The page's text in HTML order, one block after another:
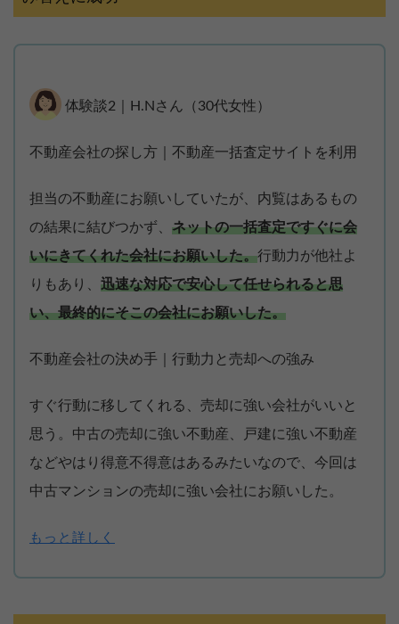
体験談2｜H.Nさん（30代女性）
不動産会社の探し方｜不動産一括査定サイトを利用
担当の不動産にお願いしていたが、内覧はあるもの
の結果に結びつかず、 ネットの一括査定ですぐに会
いにきてくれた会社にお願いした。行動力が他社よ
りもあり、 迅速な対応で安心して任せられると思
い、最終的にそこの会社にお願いした。
不動産会社の決め手｜行動力と売却への強み
すぐ行動に移してくれる、売却に強い会社がいいと
思う。中古の売却に強い不動産、戸建に強い不動産
などやはり得意不得意はあるみたいなので、今回は
中古マンションの売却に強い会社にお願いした。
もっと詳しく